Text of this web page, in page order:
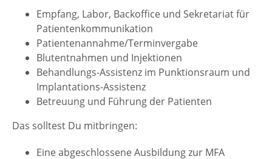
Empfang, Labor, Backoffice und Sekretariat für
Patientenkommunikation
Patientenannahme/Terminvergabe
Blutentnahmen und Injektionen
Behandlungs-Assistenz im Punktionsraum und
Implantations-Assistenz
Betreuung und Führung der Patienten
Das solltest Du mitbringen:
Eine abgeschlossene Ausbildung zur MFA